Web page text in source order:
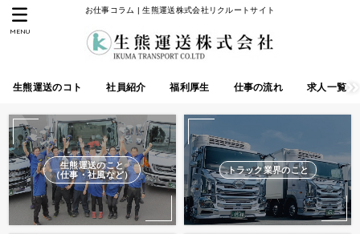
お仕事コラム | 生熊運送株式会社リクルートサイト
生熊運送のコト 社員紹介 福利厚生 仕事の流れ 求人一覧
MENU
生熊運送のこと
（仕事・社風など）
トラック業界のこと